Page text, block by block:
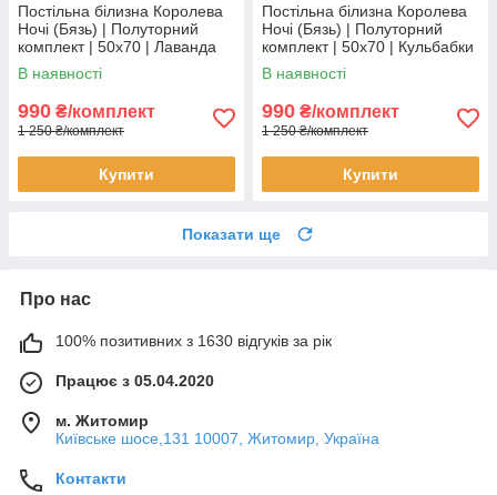
Постільна білизна Королева
Ночі (Бязь) | Полуторний
комплект | 50х70 | Лаванда
на блакитному
В наявності
990 ₴/комплект
1 250 ₴/комплект
Купити
Постільна білизна Королева
Ночі (Бязь) | Полуторний
комплект | 50х70 | Кульбабки
на сірому
В наявності
990 ₴/комплект
1 250 ₴/комплект
Купити
Показати ще
Про нас
100% позитивних з 1630 відгуків за рік
Працює з 05.04.2020
м. Житомир
Київське шосе,131 10007, Житомир, Україна
Контакти